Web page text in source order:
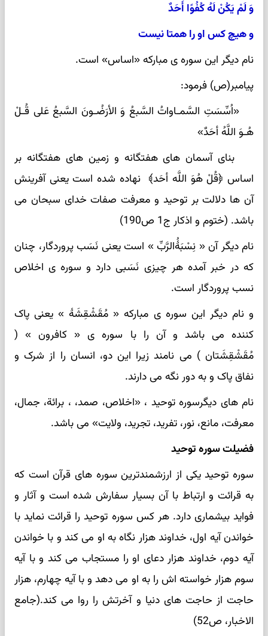
وَ لَمْ یَکُنْ لَهُ کُفُوًا أَحَدٌ
و هیچ کس او را همتا نیست
نام دیگر این سوره ی مبارکه «اساس» است.
پیامبر(ص) فرمود:
«‌اُسِّسَتِ السَّمـاواتُ السَّبعُ وَ الأرَضُـونَ السَّبعُ عَلی قُـلْ
هُـوَ اللَّهُ أحَدٌ»
بنای آسمان های هفتگانه و زمین های هفتگانه بر
اساس ﴿قُلْ هُوَ اللَّه أحَد﴾ نهاده شده است یعنی آفرینش
آن ها دلالت بر توحید و معرفت صفات خدای سبحان می
باشد. (ختوم و اذکار ج1 ص190)
نام دیگر آن « نِسْبَۀُالرَّبِّ » است یعنی نَسَب پروردگار، چنان
که در خبر آمده هر چیزی نَسَبی دارد و سوره ی اخلاص
نسب پروردگار است.
و نام دیگر این سوره ی مبارکه « مُقَشْقِشَۀ » یعنی پاک
کننده می باشد و آن را با سوره ی « کافرون » (
مُقَشْقِشَتان ) می نامند زیرا این دو، انسان را از شرک و
نفاق پاک و به دور نگه می دارند.
نام های دیگرسوره توحید ، «اخلاص، صمد، ، برائة، جمال،
معرفت، مانع، نور، تفرید، تجرید، ولایت» می باشد.
فضیلت سوره توحید
سوره توحید یکی از ارزشمندترین سوره های قرآن است که
به قرائت و ارتباط با آن بسیار سفارش شده است و آثار و
فواید بیشماری دارد. هر کس سوره توحید را قرائت نماید با
خواندن آیه اول، خداوند هزار نگاه به او می کند و با خواندن
آیه دوم، خداوند هزار دعای او را مستجاب می کند و با آیه
سوم هزار خواسته اش را به او می دهد و با آیه چهارم، هزار
حاجت از حاجت های دنیا و آخرتش را روا می کند.(جامع
الاخبار، ص52)